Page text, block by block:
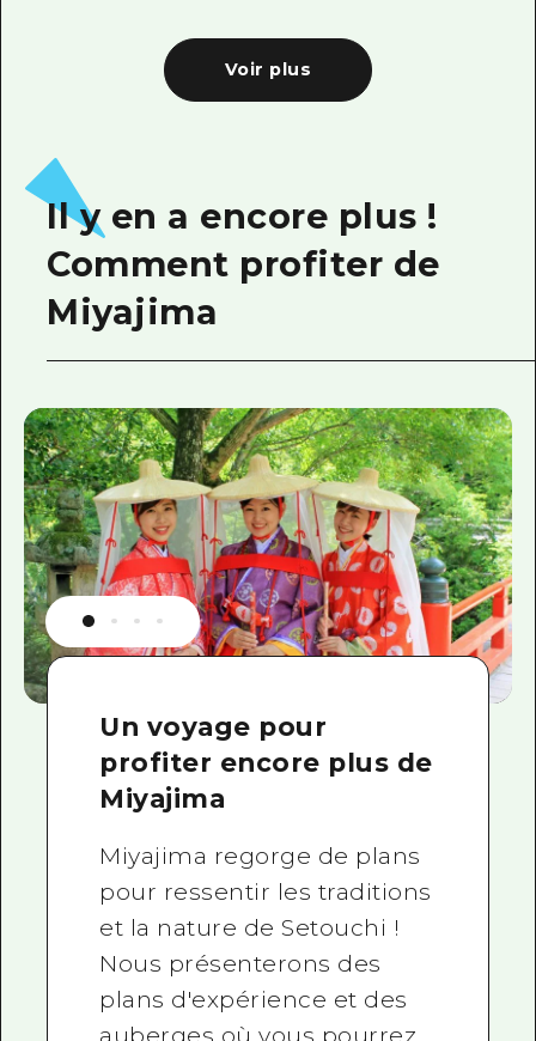
Voir plus
Il y en a encore plus !
Comment profiter de
Miyajima
Un voyage pour
profiter encore plus de
Miyajima
Miyajima regorge de plans
pour ressentir les traditions
et la nature de Setouchi !
Nous présenterons des
plans d'expérience et des
auberges où vous pourrez